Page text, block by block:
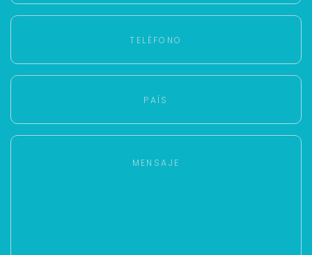
sistema de gestión de clientes.
+598
Tus datos están seguros